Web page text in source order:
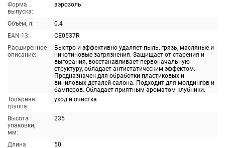
Форма
выпуска:
аэрозоль
Объём, л:
0.4
EAN-13:
CE0537R
Расширенное
описание:
Быстро и эффективно удаляет пыль, грязь, масляные и
никотиновые загрязнения. Защищает от старения и
выгорания, восстанавливает первоначальную
структуру, обладает антистатическим эффектом.
Предназначен для обработки пластиковых и
виниловых деталей салона. Подходит для молдингов и
бамперов. Обладает приятным ароматом клубники.
Товарная
группа:
уход и очистка
Высота
упаковки,
мм:
235
Длина
50